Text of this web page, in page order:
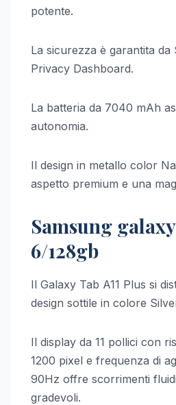
potente.
La sicurezza è garantita da
Privacy Dashboard.
La batteria da 7040 mAh
autonomia.
Il design in metallo color
aspetto premium e una
Samsung
6/128gb
Il Galaxy Tab A11 Plus si
design sottile in colore
Il display da 11 pollici con
1200 pixel e frequenza di
90Hz offre scorrimenti
gradevoli.